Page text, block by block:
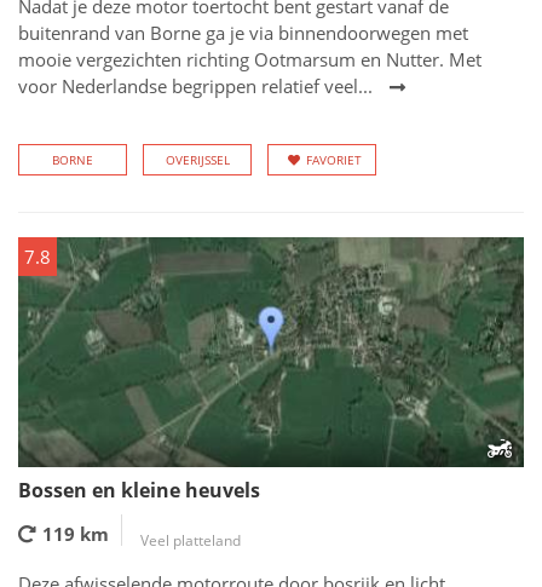
Nadat je deze motor toertocht bent gestart vanaf de
buitenrand van Borne ga je via binnendoorwegen met
mooie vergezichten richting Ootmarsum en Nutter. Met
voor Nederlandse begrippen relatief veel...
BORNE OVERIJSSEL FAVORIET
7.8
Bossen en kleine heuvels
119 km Veel platteland